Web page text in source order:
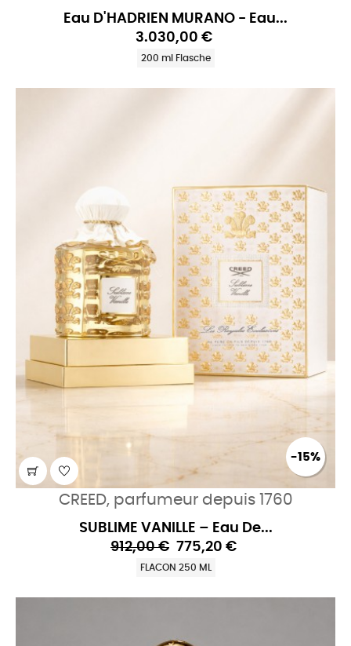
Eau D'HADRIEN MURANO - Eau...
3.030,00 €
200 ml Flasche
-15%
CREED, parfumeur depuis 1760
SUBLIME VANILLE – Eau De...
912,00 € 775,20 €
FLACON 250 ML